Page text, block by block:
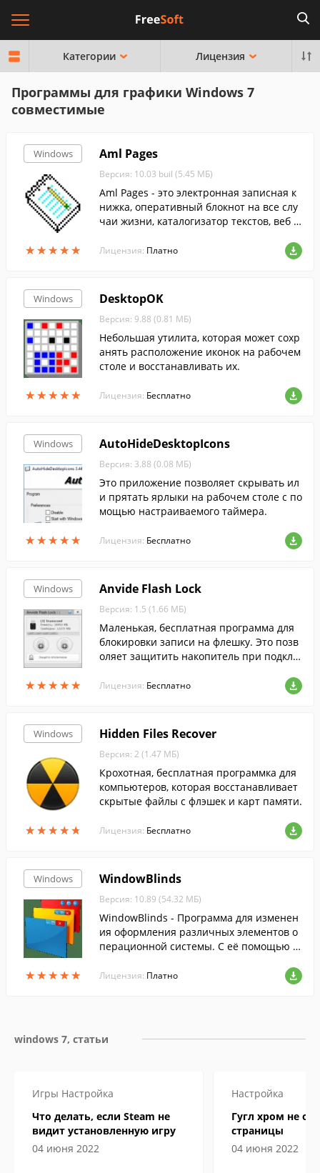
Категории Лицензия
Программы для графики Windows 7
совместимые
Windows
★★★★★
★★★★★
Aml Pages
Версия: 10.03 buil (5.45 МБ)
Aml Pages - это электронная записная к
нижка, оперативный блокнот на все слу
чаи жизни, каталогизатор текстов, веб с
Лицензия: Платно
Windows
★★★★★
★★★★★
DesktopOK
Версия: 9.88 (0.81 МБ)
Небольшая утилита, которая может сохр
анять расположение иконок на рабочем
столе и восстанавливать их.
Лицензия: Бесплатно
Windows
★★★★★
★★★★★
AutoHideDesktopIcons
Версия: 3.88 (0.08 МБ)
Это приложение позволяет скрывать ил
и прятать ярлыки на рабочем столе с по
мощью настраиваемого таймера.
Лицензия: Бесплатно
Windows
★★★★★
★★★★★
Anvide Flash Lock
Версия: 1.5 (1.66 МБ)
Маленькая, бесплатная программа для
блокировки записи на флешку. Это позв
оляет защитить накопитель при подклю
еру. Программа проста и легка в исполь
Лицензия: Бесплатно
Windows
★★★★★
★★★★★
Hidden Files Recover
Версия: 2 (1.47 МБ)
Крохотная, бесплатная программка для
компьютеров, которая восстанавливает
скрытые файлы с флэшек и карт памяти.
Лицензия: Бесплатно
Windows
★★★★★
★★★★★
WindowBlinds
Версия: 10.89 (54.32 МБ)
WindowBlinds - Программа для изменен
ия оформления различных элементов о
перационной системы. С её помощью м
роить тему оформления и многое друго
Лицензия: Платно
windows 7, статьи
Игры Настройка
Что делать, если Steam не
видит установленную игру
04 июня 2022
Настройка
Гугл хром не
страницы
04 июня 2022